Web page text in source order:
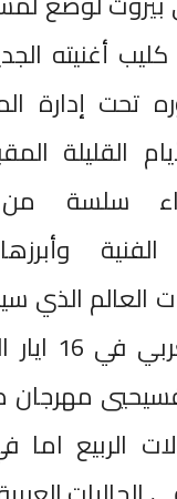
أغنيته
تحت إدارة
القليلة
سلسة من
الفنية
العالم الذي
جمهوره
فسيحيي